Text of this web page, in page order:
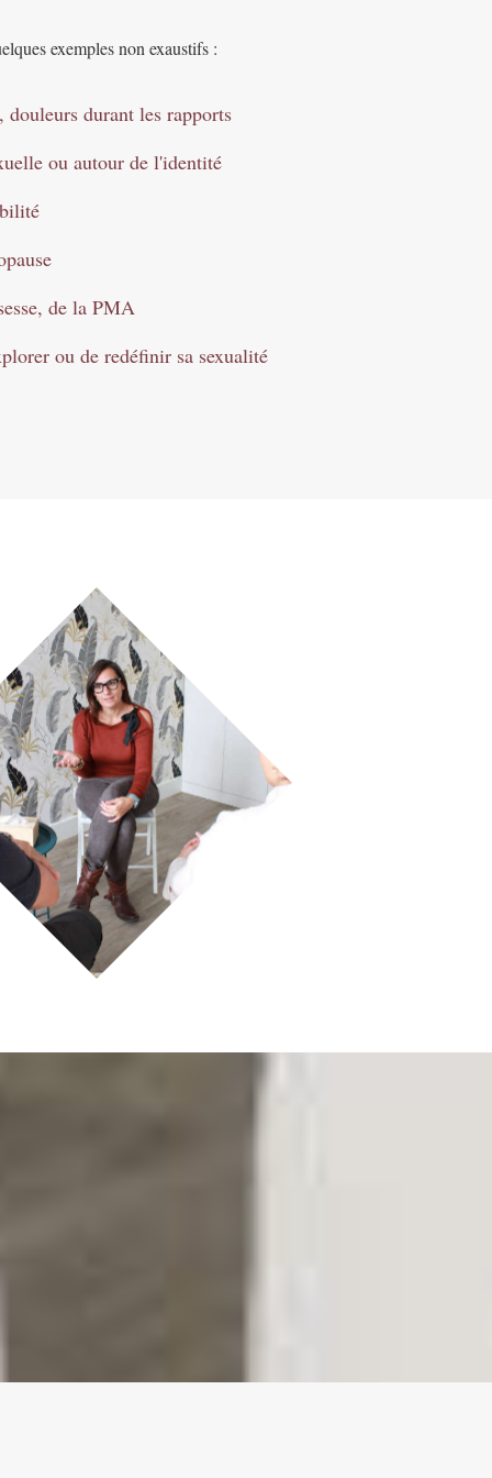
exemples non exaustifs :
durant les rapports
ou autour de l'identité
de la PMA
ou de redéfinir sa sexualité